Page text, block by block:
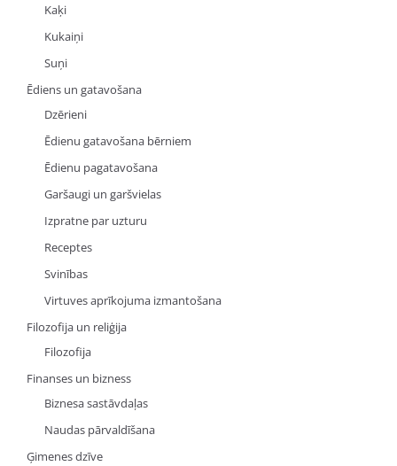
Kaķi
Kukaiņi
Suņi
Ēdiens un gatavošana
Dzērieni
Ēdienu gatavošana bērniem
Ēdienu pagatavošana
Garšaugi un garšvielas
Izpratne par uzturu
Receptes
Svinības
Virtuves aprīkojuma izmantošana
Filozofija un reliģija
Filozofija
Finanses un bizness
Biznesa sastāvdaļas
Naudas pārvaldīšana
Ģimenes dzīve